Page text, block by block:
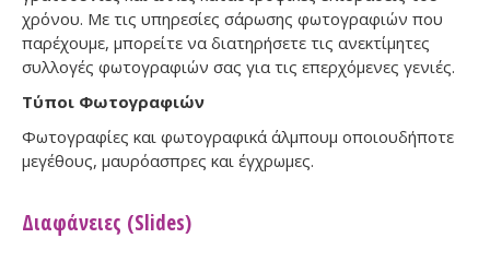
χρόνου. Με τις υπηρεσίες σάρωσης φωτογραφιών που
παρέχουμε, μπορείτε να διατηρήσετε τις ανεκτίμητες
συλλογές φωτογραφιών σας για τις επερχόμενες γενιές.
Τύποι Φωτογραφιών
Φωτογραφίες και φωτογραφικά άλμπουμ οποιουδήποτε
μεγέθους, μαυρόασπρες και έγχρωμες.
Διαφάνειες (Slides)